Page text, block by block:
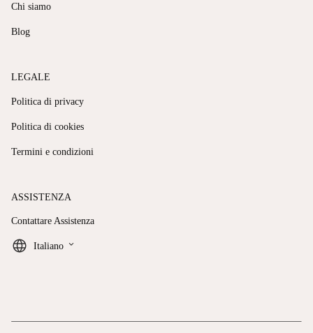
Chi siamo
Blog
LEGALE
Politica di privacy
Politica di cookies
Termini e condizioni
ASSISTENZA
Contattare Assistenza
Italiano keyboard_arrow_down